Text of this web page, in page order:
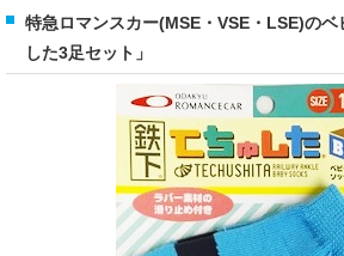
特急ロマンスカー(MSE・VSE・LSE)の
した3足セット」